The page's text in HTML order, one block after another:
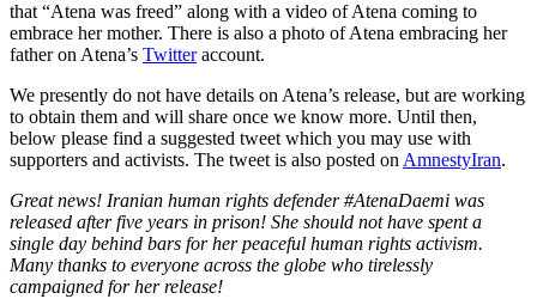
that “Atena was freed” along with a video of Atena coming to
embrace her mother. There is also a photo of Atena embracing her
father on Atena’s Twitteraccount.
We presently do not have details on Atena’s release, but are working
to obtain them and will share once we know more. Until then,
below please find a suggested tweet which you may use with
supporters and activists. The tweet is also posted on AmnestyIran.
Great news! Iranian human rights defender #AtenaDaemi was
released after five years in prison! She should not have spent a
single day behind bars for her peaceful human rights activism.
Many thanks to everyone across the globe who tirelessly
campaigned for her release!